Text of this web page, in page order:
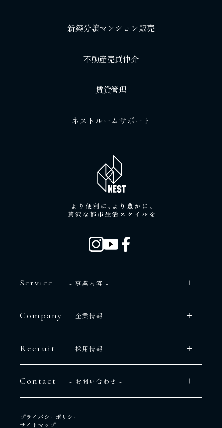
新築分譲マンション販売
不動産売買仲介
賃貸管理
ネストルームサポート
Service - 事業内容 -
Company - 企業情報 -
Recruit - 採用情報 -
Contact - お問い合わせ -
プライバシーポリシー
サイトマップ